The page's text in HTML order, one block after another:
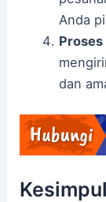
Anda
dan